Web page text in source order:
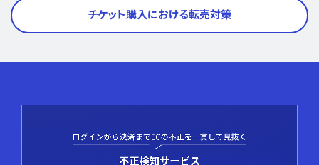
チケット購入における転売対策